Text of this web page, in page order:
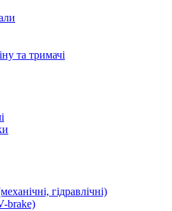
та тримачі
гідравлічні)
brake)